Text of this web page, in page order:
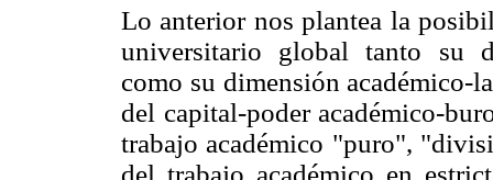
Lo anterior nos plantea la
universitario global tanto su
como su dimensión académico-
del capital-poder académico-
trabajo académico "puro",
del trabajo académico en